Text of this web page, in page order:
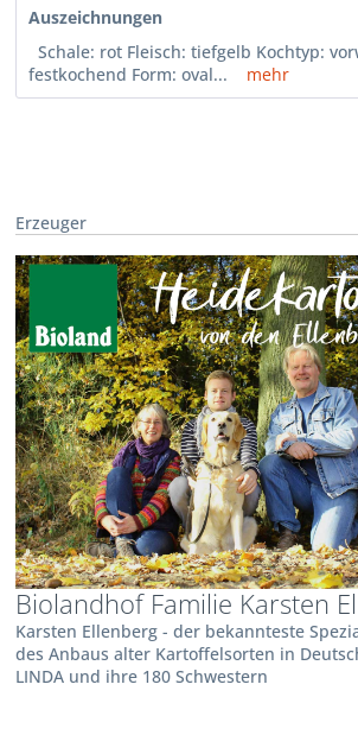
Auszeichnungen
Schale: rot Fleisch: tiefgelb Kochtyp:
festkochend Form: oval...
mehr
Erzeuger
Biolandhof Familie Karsten
Karsten Ellenberg - der bekannteste
des Anbaus alter Kartoffelsorten in
LINDA und ihre 180 Schwestern